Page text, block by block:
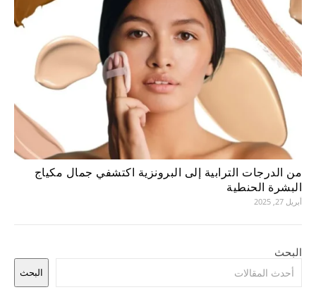
من الدرجات الترابية إلى البرونزية اكتشفي جمال مكياج
البشرة الحنطية
أبريل 27, 2025
البحث
البحث